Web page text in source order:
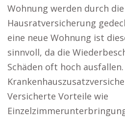
Wohnung werden durch die
Hausratversicherung
eine neue Wohnung ist
sinnvoll, da die
Schäden oft hoch
Versicherte Vorteile wie